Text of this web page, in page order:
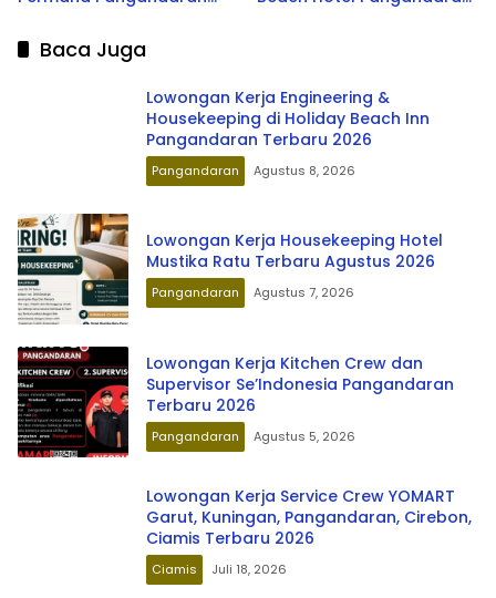
Baca Juga
Lowongan Kerja Engineering &
Housekeeping di Holiday Beach Inn
Pangandaran Terbaru 2026
Pangandaran Agustus 8, 2026
Lowongan Kerja Housekeeping Hotel
Mustika Ratu Terbaru Agustus 2026
Pangandaran Agustus 7, 2026
Lowongan Kerja Kitchen Crew dan
Supervisor Se’Indonesia Pangandaran
Terbaru 2026
Pangandaran Agustus 5, 2026
Lowongan Kerja Service Crew YOMART
Garut, Kuningan, Pangandaran, Cirebon,
Ciamis Terbaru 2026
Ciamis Juli 18, 2026